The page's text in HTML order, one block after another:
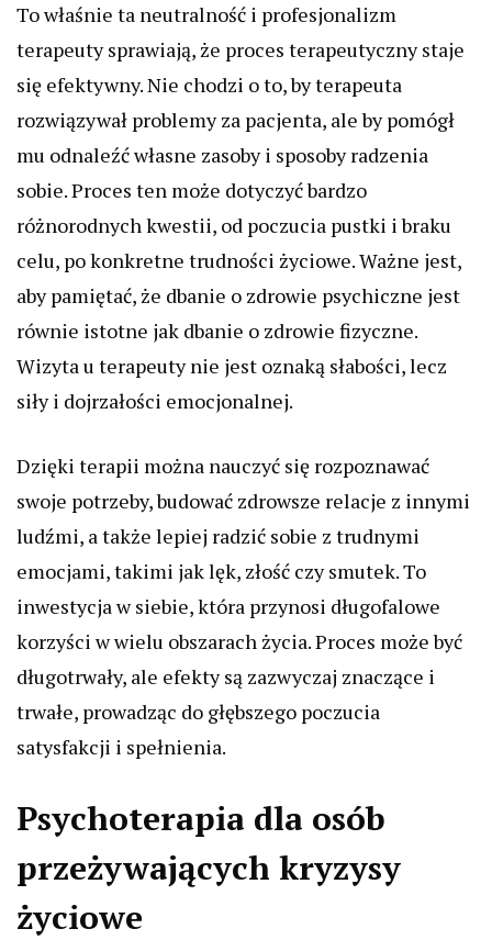
To właśnie ta neutralność i profesjonalizm
terapeuty sprawiają, że proces terapeutyczny staje
się efektywny. Nie chodzi o to, by terapeuta
rozwiązywał problemy za pacjenta, ale by pomógł
mu odnaleźć własne zasoby i sposoby radzenia
sobie. Proces ten może dotyczyć bardzo
różnorodnych kwestii, od poczucia pustki i braku
celu, po konkretne trudności życiowe. Ważne jest,
aby pamiętać, że dbanie o zdrowie psychiczne jest
równie istotne jak dbanie o zdrowie fizyczne.
Wizyta u terapeuty nie jest oznaką słabości, lecz
siły i dojrzałości emocjonalnej.
Dzięki terapii można nauczyć się rozpoznawać
swoje potrzeby, budować zdrowsze relacje z innymi
ludźmi, a także lepiej radzić sobie z trudnymi
emocjami, takimi jak lęk, złość czy smutek. To
inwestycja w siebie, która przynosi długofalowe
korzyści w wielu obszarach życia. Proces może być
długotrwały, ale efekty są zazwyczaj znaczące i
trwałe, prowadząc do głębszego poczucia
satysfakcji i spełnienia.
Psychoterapia dla osób
przeżywających kryzysy
życiowe